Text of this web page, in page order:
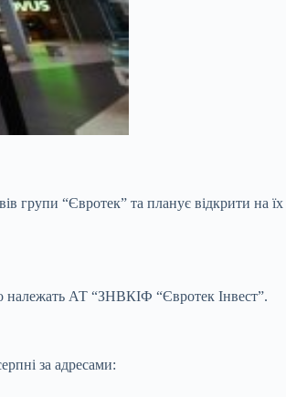
групи “Євротек” та планує відкрити на
належать АТ “ЗНВКІФ “Євротек Інвест”.
за адресами: